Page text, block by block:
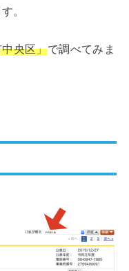
。
央区」で調べてみま